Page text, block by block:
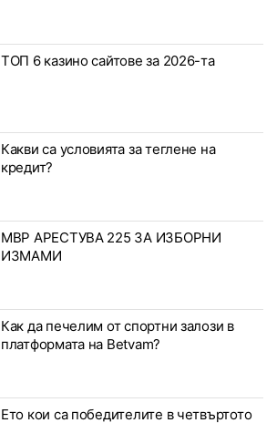
ТОП 6 казино сайтове за 2026-та
Какви са условията за теглене на
кредит?
МВР АРЕСТУВА 225 ЗА ИЗБОРНИ
ИЗМАМИ
Как да печелим от спортни залози в
платформата на Betvam?
Ето кои са победителите в четвъртото